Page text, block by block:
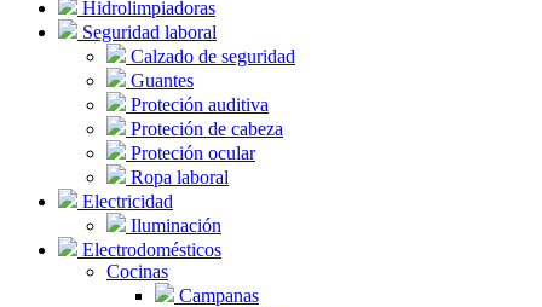
Hidrolimpiadoras
Seguridad laboral
Calzado de seguridad
Guantes
Proteción auditiva
Proteción de cabeza
Proteción ocular
Ropa laboral
Electricidad
Iluminación
Electrodomésticos
Cocinas
Campanas